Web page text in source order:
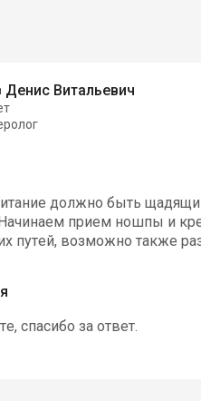
Денис Витальевич
должно быть
прием ношпы и
возможно также
спасибо за ответ.